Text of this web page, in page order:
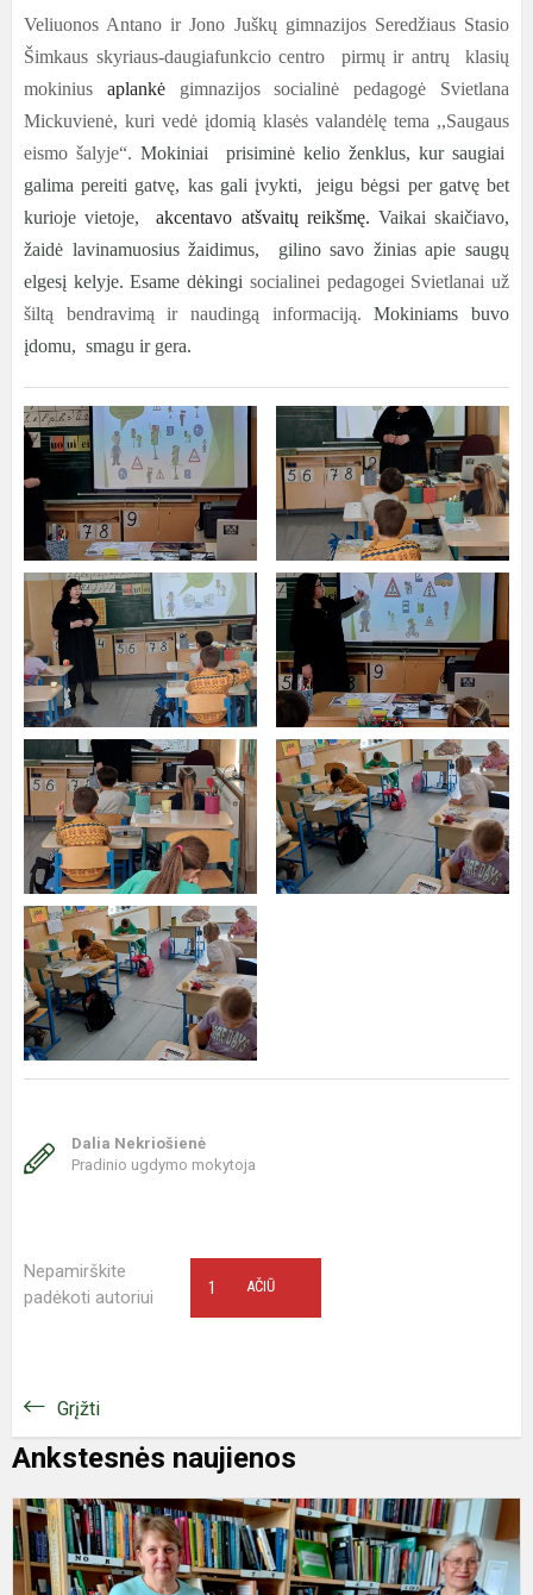
Veliuonos Antano ir Jono Juškų gimnazijos Seredžiaus Stasio
Šimkaus skyriaus-daugiafunkcio centro pirmų ir antrų klasių
mokinius aplankė gimnazijos socialinė pedagogė Svietlana
Mickuvienė, kuri vedė įdomią klasės valandėlę tema ,,Saugaus
eismo šalyje“. Mokiniai prisiminė kelio ženklus, kur saugiai
galima pereiti gatvę, kas gali įvykti, jeigu bėgsi per gatvę bet
kurioje vietoje,akcentavo atšvaitų reikšmę. Vaikai skaičiavo,
žaidė lavinamuosius žaidimus, gilino savo žinias apie saugų
elgesį kelyje. Esame dėkingi socialinei pedagogei Svietlanai už
šiltą bendravimą ir naudingą informaciją. Mokiniams buvo
įdomu, smagu ir gera.
Dalia Nekriošienė
Pradinio ugdymo mokytoja
Nepamirškite
padėkoti autoriui
AČIŪ
1
Grįžti
Ankstesnės naujienos